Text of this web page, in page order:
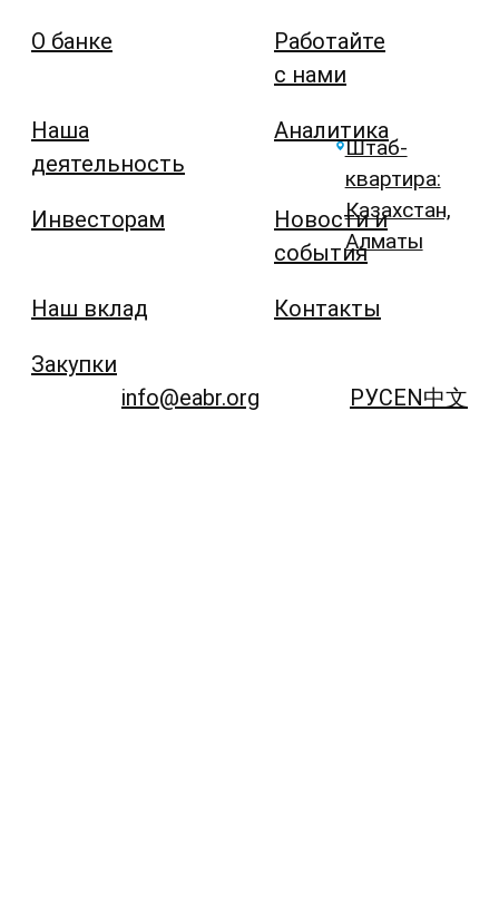
О банке
Наша
деятельность
Инвесторам
Наш вклад
Закупки
Работайте
с нами
Аналитика
Новости и
события
Контакты
Штаб-
квартира:
Казахстан,
Алматы
info@eabr.org РУСEN中文